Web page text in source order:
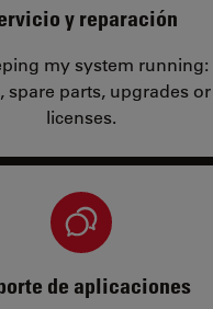
y reparación
my system running:
spare parts, upgrades
licenses.
de aplicaciones